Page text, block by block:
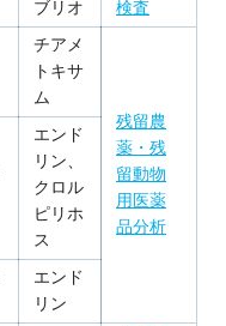
ブリオ
検査
チアメ
トキサ
ム
残留農
薬・残
留動物
用医薬
品分析
エンド
リン、
クロル
ピリホ
ス
エンド
リン